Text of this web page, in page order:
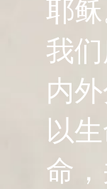
耶
我
内
以
命